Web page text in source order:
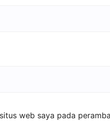
web saya pada